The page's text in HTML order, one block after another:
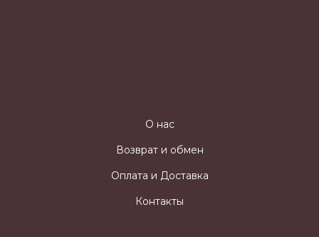
О нас
Возврат и обмен
Оплата и Доставка
Контакты